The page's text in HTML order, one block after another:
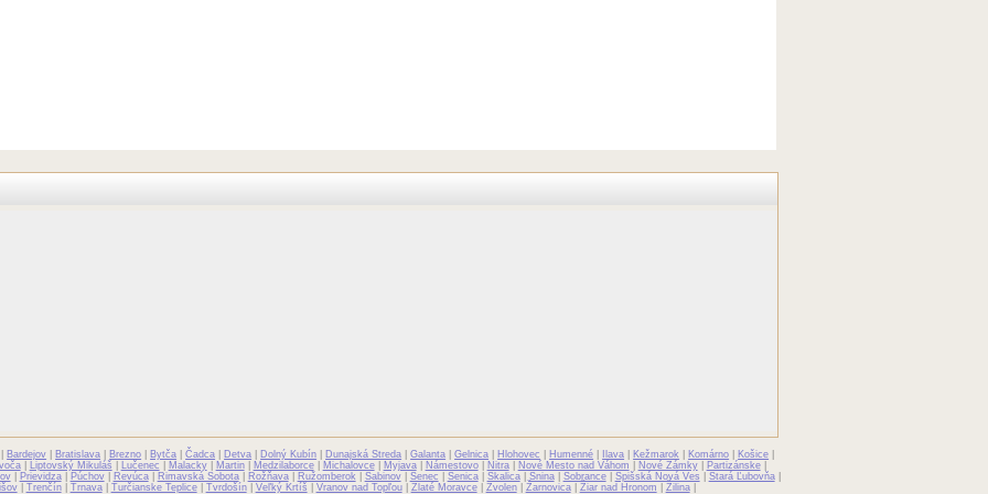
Bardejov Bratislava Brezno Bytča |Čadca Detva Dolný Kubín Dunajská Streda |Galanta |Gelnica Hlohovec Humenné Ilava Kežmarok Komárno Košice
| Liptovský Mikuláš Lučenec Malacky| Martin| Medzilaborce| Michalovce| Myjava| Námestovo| Nitra| Nové Mesto nad Váhom Nové Zámky| Partizánske|
| Prievidza| Púchov| Revúca| Rimavská Sobota| Rožňava| Ružomberok Sabinov| Senec Senica| Skalica| Snina| Sobrance| Spišská Nová Ves Stará Ľubovňa|
| Trenčín| Trnava| Turčianske Teplice| Tvrdošín| Veľký Krtíš Vranov nad Topľou| Zlaté Moravce| Zvolen| Žarnovica| Žiar nad Hronom Žilina|